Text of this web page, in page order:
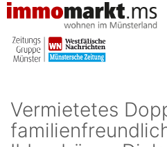
Accessibility
aktivieren
zur
zum
Inhalt
der
Vermietetes